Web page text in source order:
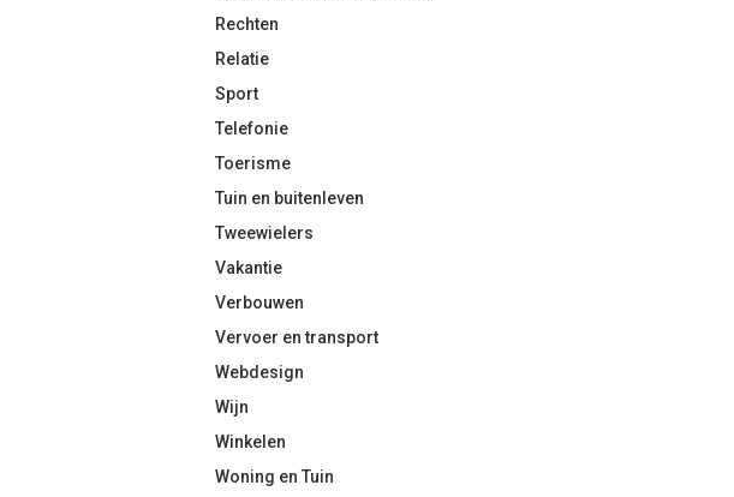
Rechten
Relatie
Sport
Telefonie
Toerisme
Tuin en buitenleven
Tweewielers
Vakantie
Verbouwen
Vervoer en transport
Webdesign
Wijn
Winkelen
Woning en Tuin